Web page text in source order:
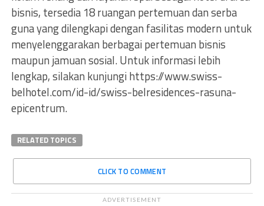
bisnis, tersedia 18 ruangan pertemuan dan serba
guna yang dilengkapi dengan fasilitas modern untuk
menyelenggarakan berbagai pertemuan bisnis
maupun jamuan sosial. Untuk informasi lebih
lengkap, silakan kunjungi https://www.swiss-
belhotel.com/id-id/swiss-belresidences-rasuna-
epicentrum.
RELATED TOPICS
CLICK TO COMMENT
ADVERTISEMENT